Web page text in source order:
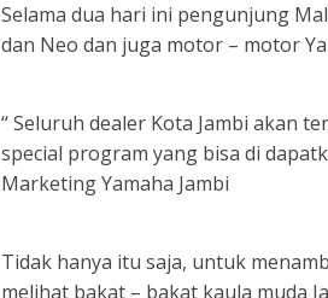
Selama dua hari ini pengunjung
dan Neo dan juga motor – motor
“ Seluruh dealer Kota Jambi akan
special program yang bisa di
Marketing Yamaha Jambi
Tidak hanya itu saja, untuk
melihat bakat – bakat kaula muda